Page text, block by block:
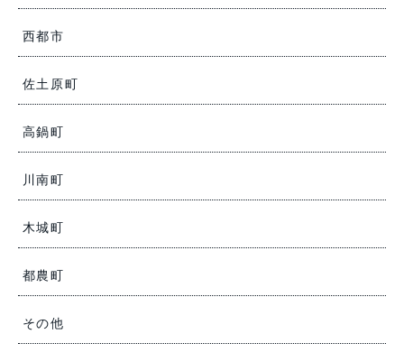
西都市
佐土原町
高鍋町
川南町
木城町
都農町
その他